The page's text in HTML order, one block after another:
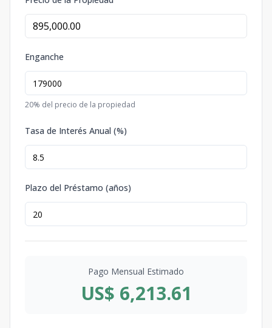
Enganche
20% del precio de la propiedad
Tasa de Interés Anual (%)
Plazo del Préstamo (años)
Pago Mensual Estimado
US$ 6,213.61